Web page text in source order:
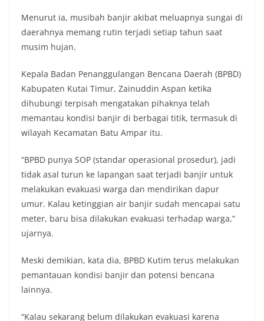
Menurut ia, musibah banjir akibat meluapnya sungai di
daerahnya memang rutin terjadi setiap tahun saat
musim hujan.
Kepala Badan Penanggulangan Bencana Daerah (BPBD)
Kabupaten Kutai Timur, Zainuddin Aspan ketika
dihubungi terpisah mengatakan pihaknya telah
memantau kondisi banjir di berbagai titik, termasuk di
wilayah Kecamatan Batu Ampar itu.
“BPBD punya SOP (standar operasional prosedur), jadi
tidak asal turun ke lapangan saat terjadi banjir untuk
melakukan evakuasi warga dan mendirikan dapur
umur. Kalau ketinggian air banjir sudah mencapai satu
meter, baru bisa dilakukan evakuasi terhadap warga,”
ujarnya.
Meski demikian, kata dia, BPBD Kutim terus melakukan
pemantauan kondisi banjir dan potensi bencana
lainnya.
“Kalau sekarang belum dilakukan evakuasi karena